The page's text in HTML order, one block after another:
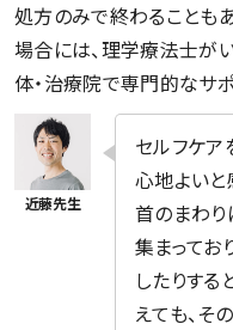
処方のみで終わることも
場合には、理学療法士が
体・治療院で専門的なサ
セルフケア
心地よいと
首のまわ
集まってお
したりする
えても、そ